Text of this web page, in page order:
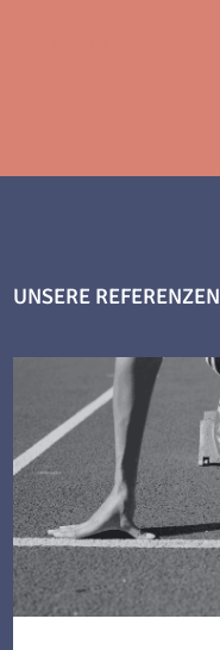
UNSERE REFERENZEN